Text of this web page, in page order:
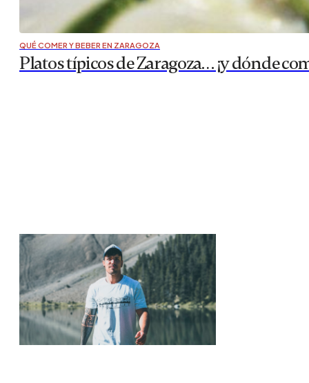
QUÉ COMER Y BEBER EN ZARAGOZA
Platos típicos de Zaragoza… ¡y dónde